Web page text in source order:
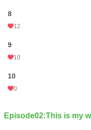
8
12
9
10
10
0
Episode02:This is my